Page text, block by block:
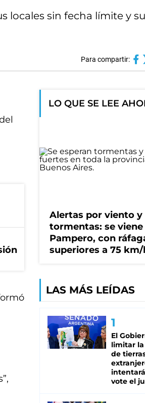
locales sin fecha límite y
Para compartir:
LO QUE SE LEE
Alertas por viento y
tormentas: se viene
Pampero, con
superiores a 75 km/
LAS MÁS LEÍDAS
El
limitar
de
vote el